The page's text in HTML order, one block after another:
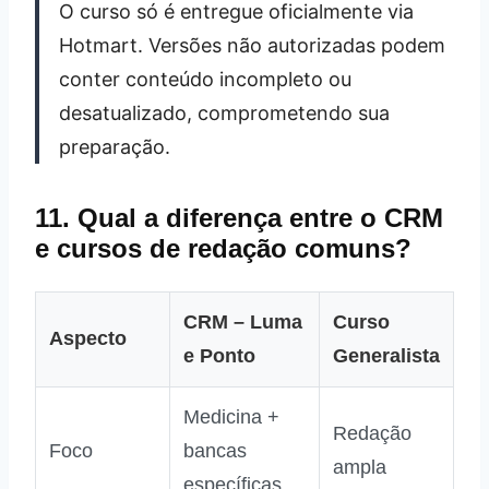
O curso só é entregue oficialmente via
Hotmart. Versões não autorizadas podem
conter conteúdo incompleto ou
desatualizado, comprometendo sua
preparação.
11. Qual a diferença entre o CRM
e cursos de redação comuns?
Aspecto
CRM – Luma
e Ponto
Curso
Generalista
Foco
Medicina +
bancas
específicas
Redação
ampla